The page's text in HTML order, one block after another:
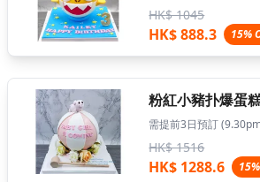
HK$ 1045
HK$ 888.3 15%
粉紅小豬扑爆蛋
需提前3日預訂
HK$ 1516
HK$ 1288.6